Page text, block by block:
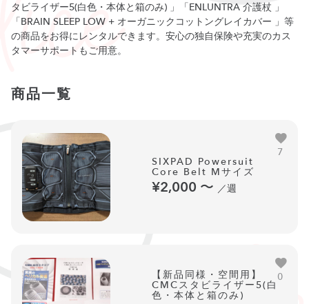
タビライザー5(白色・本体と箱のみ) 」「ENLUNTRA 介護杖 」
「BRAIN SLEEP LOW + オーガニックコットングレイカバー 」等
の商品をお得にレンタルできます。安心の独自保険や充実のカス
タマーサポートもご用意。
商品一覧
SIXPAD Powersuit
Core Belt Mサイズ
¥2,000 〜 ／週
7
【新品同様・空間用】
CMCスタビライザー5(白
色・本体と箱のみ)
0